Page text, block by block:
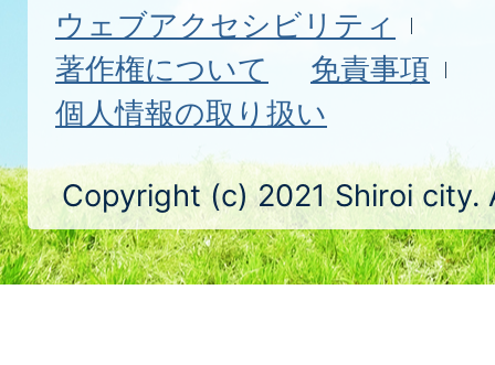
ウェブアクセシビリティ
著作権について
免責事項
個人情報の取り扱い
Copyright (c) 2021 Shiroi city.